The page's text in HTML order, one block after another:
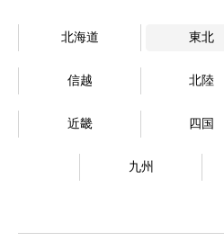
北海道 東北
信越 北陸
近畿 四国
九州